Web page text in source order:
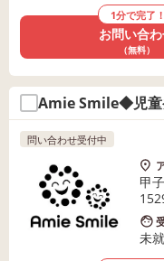
1分で完了！
お問い合
（無料）
Amie Smile◆児童
問い合わせ受付中
甲
未